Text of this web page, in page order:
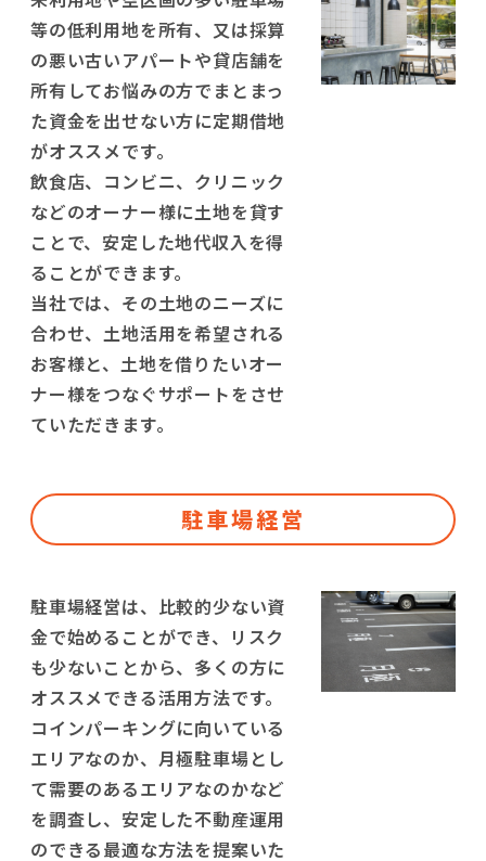
等の低利用地を所有、又は採算
の悪い古いアパートや貸店舗を
所有してお悩みの方でまとまっ
た資金を出せない方に定期借地
がオススメです。
飲食店、コンビニ、クリニック
などのオーナー様に土地を貸す
ことで、安定した地代収入を得
ることができます。
当社では、その土地のニーズに
合わせ、土地活用を希望される
お客様と、土地を借りたいオー
ナー様をつなぐサポートをさせ
ていただきます。
駐車場経営
駐車場経営は、比較的少ない資
金で始めることができ、リスク
も少ないことから、多くの方に
オススメできる活用方法です。
コインパーキングに向いている
エリアなのか、月極駐車場とし
て需要のあるエリアなのかなど
を調査し、安定した不動産運用
のできる最適な方法を提案いた